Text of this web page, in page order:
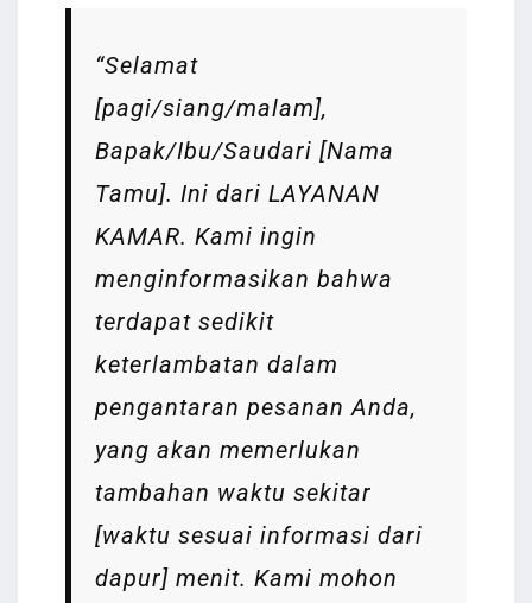
“Selamat
[pagi/siang/malam],
Bapak/Ibu/Saudari [Nama
Tamu]. Ini dari LAYANAN
KAMAR. Kami ingin
menginformasikan bahwa
terdapat sedikit
keterlambatan dalam
pengantaran pesanan Anda,
yang akan memerlukan
tambahan waktu sekitar
[waktu sesuai informasi dari
dapur] menit. Kami mohon